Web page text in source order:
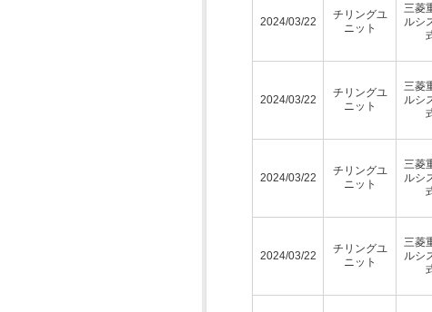
2024/03/22
チリングユ
ニット
三菱
ルシ
2024/03/22
チリングユ
ニット
三菱
ルシ
2024/03/22
チリングユ
ニット
三菱
ルシ
2024/03/22
チリングユ
ニット
三菱
ルシ